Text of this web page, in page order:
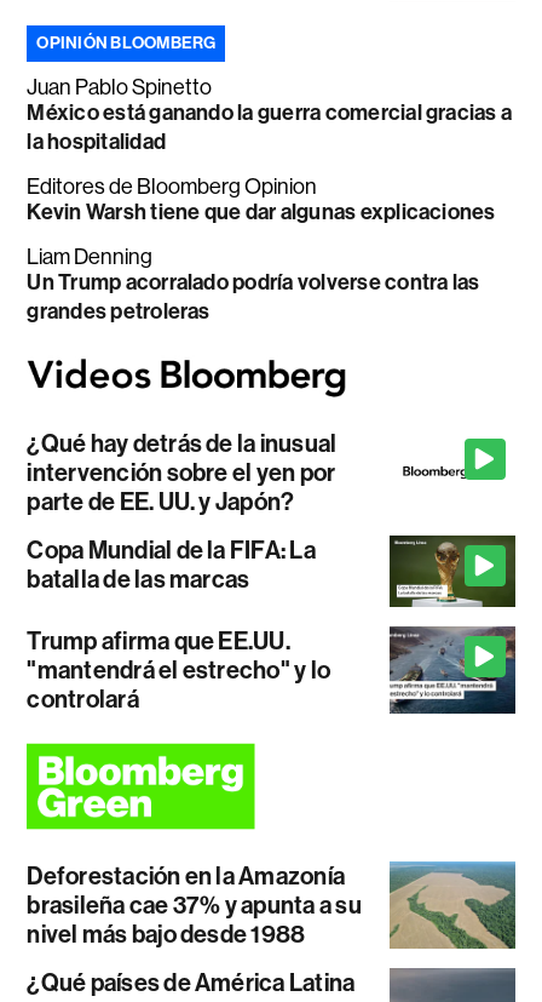
OPINIÓN BLOOMBERG
Juan Pablo Spinetto
México está ganando la guerra comercial gracias a
la hospitalidad
Editores de Bloomberg Opinion
Kevin Warsh tiene que dar algunas explicaciones
Liam Denning
Un Trump acorralado podría volverse contra las
grandes petroleras
¿Qué hay detrás de la inusual
intervención sobre el yen por
parte de EE. UU. y Japón?
Copa Mundial de la FIFA: La
batalla de las marcas
Trump afirma que EE.UU.
"mantendrá el estrecho" y lo
controlará
Deforestación en la Amazonía
brasileña cae 37% y apunta a su
nivel más bajo desde 1988
¿Qué países de América Latina